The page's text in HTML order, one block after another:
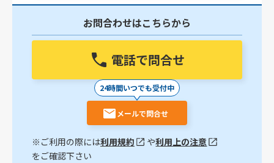
お問合わせはこちらから
電話で問合せ
24時間いつでも受付中
メールで問合せ
※ご利用の際には利用規約 や利用上の注意
をご確認下さい